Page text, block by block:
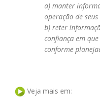
a) manter
operação de seus
b) reter
confiança em
conforme
Veja mais em: